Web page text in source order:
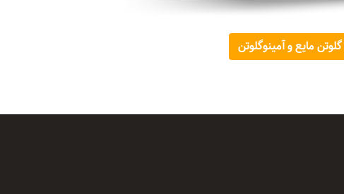
گلوتن مایع و آمینوگلوتن